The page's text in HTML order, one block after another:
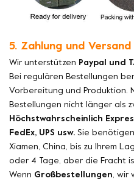
5. Zahlung und Versand
Wir unterstützen Paypal und
Bei regulären Bestellungen
Vorbereitung und Produktion.
Bestellungen nicht länger als
Höchstwahrscheinlich
FedEx, UPS usw. Sie
Xiamen, China, bis zu Ihrem
oder 4 Tage, aber die Fracht
Wenn Großbestellungen, wir